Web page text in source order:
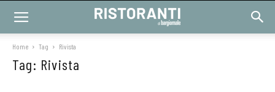
Home Tag Rivista
Tag: Rivista